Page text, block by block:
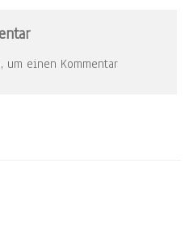
um einen Kommentar